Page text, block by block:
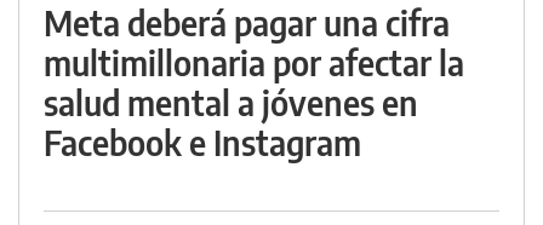
Meta deberá pagar una cifra
multimillonaria por afectar la
salud mental a jóvenes en
Facebook e Instagram